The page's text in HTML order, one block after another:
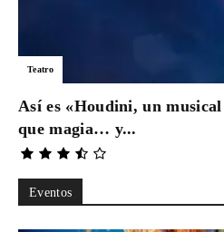
Teatro
Así es «Houdini, un
que magia… y...
Eventos